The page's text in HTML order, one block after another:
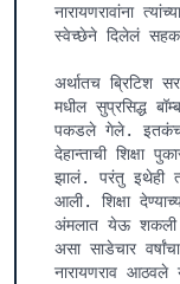
नारायणरावांना
स्वेच्छेने दिलेलं
अर्थातच ब्रिटिश
मधील सुप्रसिद्ध
पकडले गेले. इतकंच
देहान्ताची शिक्षा
झालं. परंतु इथेही
आली. शिक्षा
अंमलात येऊ शकली
असा साडेचार
नारायणराव आठवले